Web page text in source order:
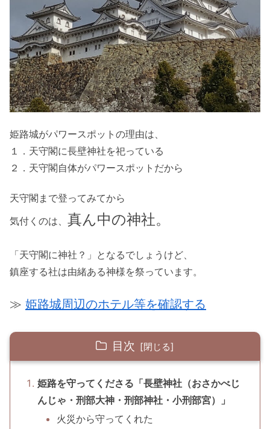
姫路城がパワースポットの理由は、
１．天守閣に長壁神社を祀っている
２．天守閣自体がパワースポットだから
天守閣まで登ってみてから
気付くのは、 真ん中の神社。
「天守閣に神社？」となるでしょうけど、
鎮座する社は由緒ある神様を祭っています。
≫ 姫路城周辺のホテル等を確認する
目次
姫路を守ってくださる「長壁神社（おさかべじ
んじゃ・刑部大神・刑部神社・小刑部宮）」
火災から守ってくれた